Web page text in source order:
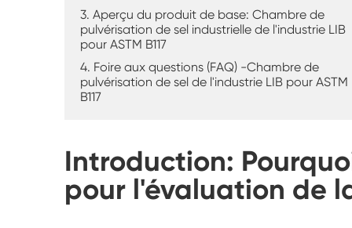
3. Aperçu du produit de base: Chambre de
pulvérisation de sel industrielle de l'industrie LIB
pour ASTM B117
4. Foire aux questions (FAQ) -Chambre de
pulvérisation de sel de l'industrie LIB pour ASTM
B117
Introduction:
pour l'évaluation de